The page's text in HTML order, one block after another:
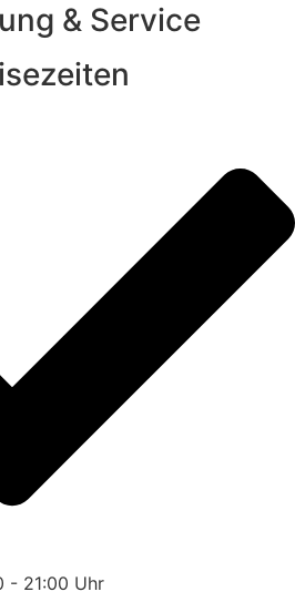
& Service
- 21:00 Uhr